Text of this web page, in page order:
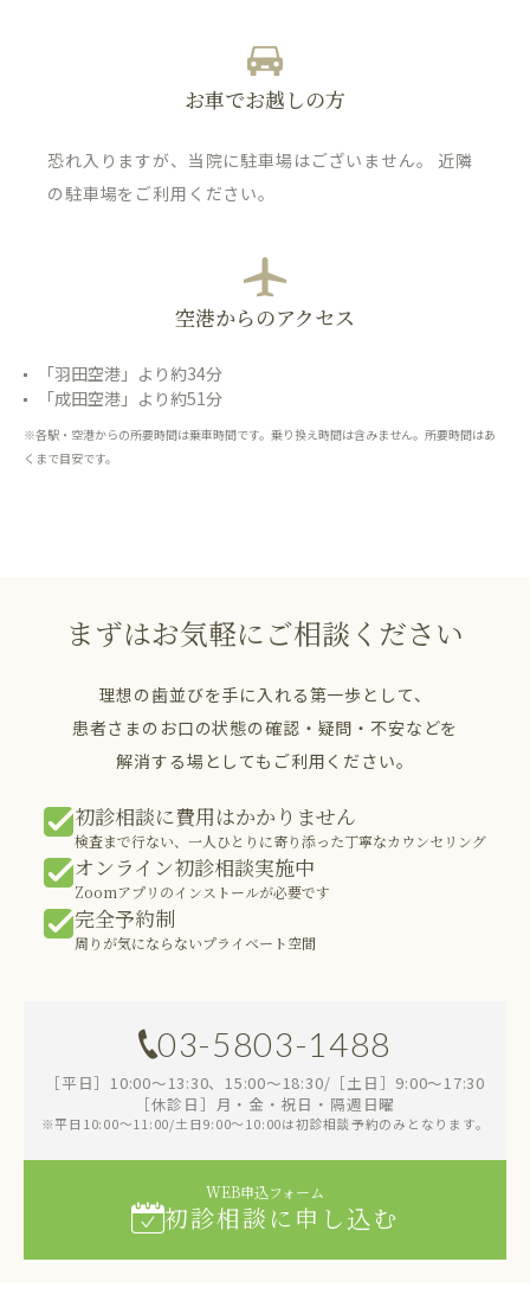
お車でお越しの方
恐れ入りますが、当院に駐車場はございません。 近隣
の駐車場をご利用ください。
空港からのアクセス
「羽田空港」より約34分
「成田空港」より約51分
※各駅・空港からの所要時間は乗車時間です。乗り換え時間は含みません。所要時間はあ
くまで目安です。
まずはお気軽にご相談ください
理想の歯並びを手に入れる第一歩として、
患者さまのお口の状態の確認・疑問・不安などを
解消する場としてもご利用ください。
初診相談に費用はかかりません
検査まで行ない、一人ひとりに寄り添った丁寧なカウンセリング
オンライン初診相談実施中
Zoomアプリのインストールが必要です
完全予約制
周りが気にならないプライベート空間
03-5803-1488
［平日］10:00～13:30、15:00～18:30/［土日］9:00～17:30
［休診日］月・金・祝日・隔週日曜
※平日10:00～11:00/土日9:00～10:00は初診相談予約のみとなります。
WEB申込フォーム
初診相談に申し込む